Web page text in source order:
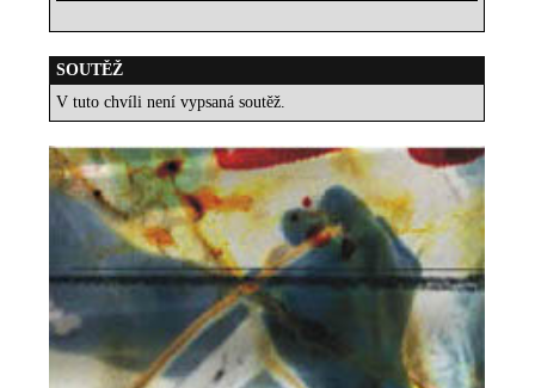
SOUTĚŽ
V tuto chvíli není vypsaná soutěž.